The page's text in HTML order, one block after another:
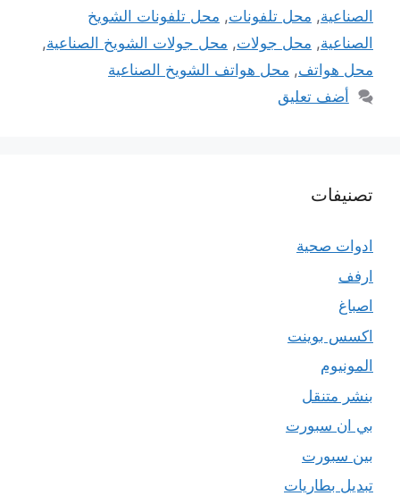
الصناعية, محل تلفونات, محل تلفونات الشويخ
الصناعية, محل جولات, محل جولات الشويخ الصناعية,
محل هواتف, محل هواتف الشويخ الصناعية
أضف تعليق
تصنيفات
ادوات صحية
ارفف
اصباغ
اكسس بوينت
المونيوم
بنشر متنقل
بي ان سبورت
بين سبورت
تبديل بطاريات